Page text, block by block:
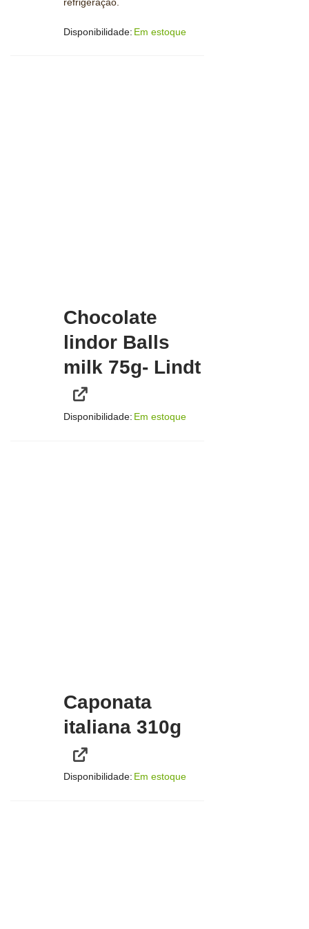
Disponibilidade: Em estoque
Chocolate
lindor Balls
milk 75g- Lindt
Disponibilidade: Em estoque
Caponata
italiana 310g
Disponibilidade: Em estoque